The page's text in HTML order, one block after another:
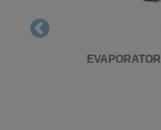
EVAPORATORI